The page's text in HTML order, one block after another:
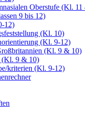
Oberstufe (Kl.
9 bis 12)
12)
(Kl. 10)
(Kl. 9-12)
(Kl. 9 & 10)
(Kl. 9 & 10)
kriterien (Kl. 9-12)